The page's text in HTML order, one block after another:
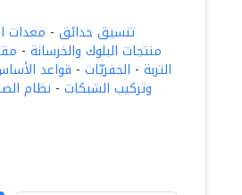
تنسيق حدائق - معدات
منتجات البلوك والخرسانة -
التربة - الحفريّات - قواعد
وتركيب الشبكات - نظام
a4fxgmKaYAkDXUdG8